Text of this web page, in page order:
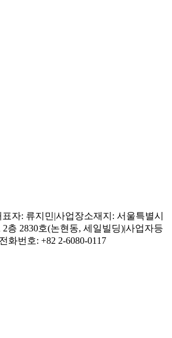
표자: 류지민|사업장소재지: 서울특별시
층 2830호(논현동, 세일빌딩)|사업자등
전화번호: +82 2-6080-0117